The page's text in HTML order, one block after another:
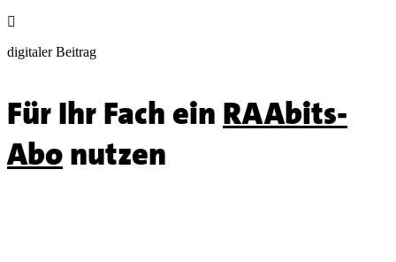

digitaler Beitrag
Für Ihr Fach ein RAAbits-
Abonutzen